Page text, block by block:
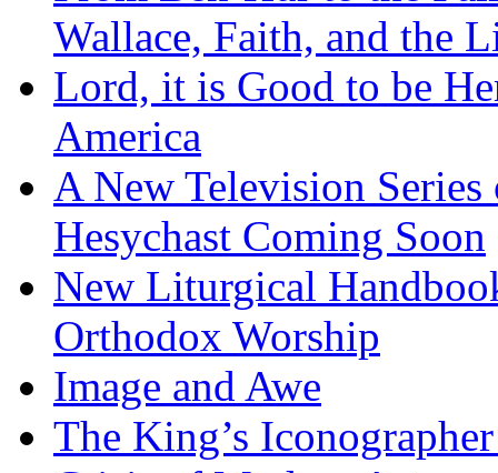
Wallace, Faith, and the
Lord, it is Good to be
America
A New Television
Hesychast Coming Soon
New Liturgical
Orthodox Worship
Image and Awe
The King’s